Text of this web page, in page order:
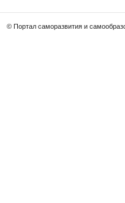
© Портал саморазвития и